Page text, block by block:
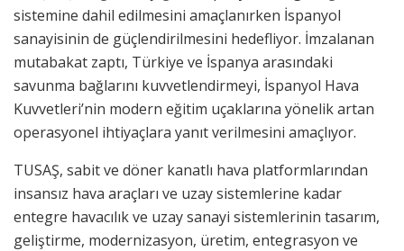
sistemine dahil edilmesini amaçlanırken İspanyol
sanayisinin de güçlendirilmesini hedefliyor. İmzalanan
mutabakat zaptı, Türkiye ve İspanya arasındaki
savunma bağlarını kuvvetlendirmeyi, İspanyol Hava
Kuvvetleri’nin modern eğitim uçaklarına yönelik artan
operasyonel ihtiyaçlara yanıt verilmesini amaçlıyor.
TUSAŞ, sabit ve döner kanatlı hava platformlarından
insansız hava araçları ve uzay sistemlerine kadar
entegre havacılık ve uzay sanayi sistemlerinin tasarım,
geliştirme, modernizasyon, üretim, entegrasyon ve